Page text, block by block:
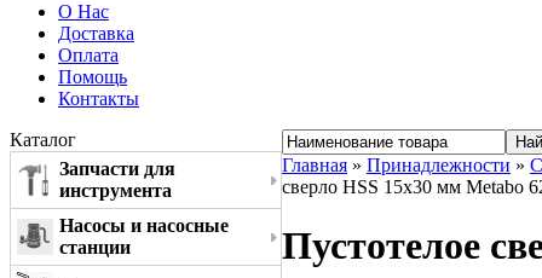
О Нас
Доставка
Оплата
Помощь
Контакты
Каталог
Запчасти для
инструмента
Насосы и насосные
станции
Главная » Принадлежности »
сверло HSS 15x30 мм Metabo
Пустотелое